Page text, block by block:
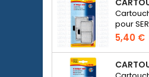
pour
5,40 €